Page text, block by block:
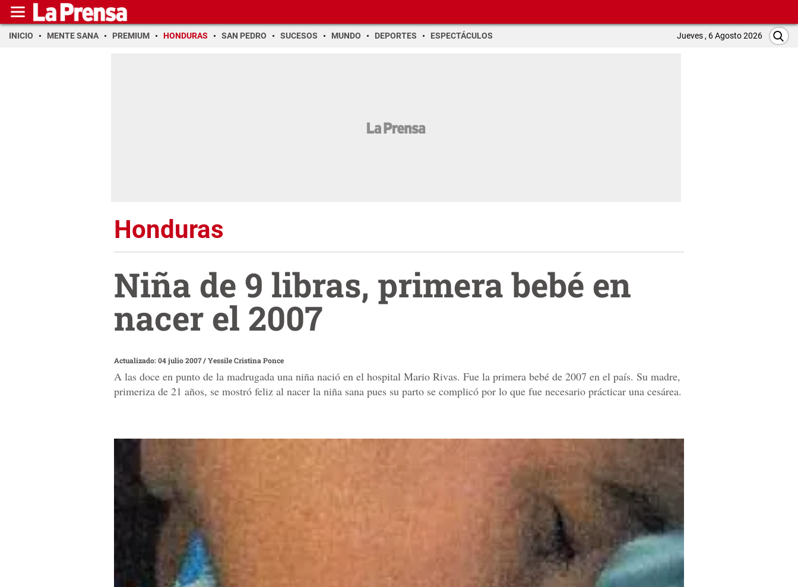
INICIO MENTE SANA PREMIUM HONDURAS SAN PEDRO SUCESOS MUNDO DEPORTES ESPECTÁCULOS Jueves , 6 Agosto 2026
Honduras
Niña de 9 libras, primera bebé en
nacer el 2007
Actualizado: 04 julio 2007/Yessile Cristina Ponce
A las doce en punto de la madrugada una niña nació en el hospital Mario Rivas. Fue la primera bebé de 2007 en el país. Su madre,
primeriza de 21 años, se mostró feliz al nacer la niña sana pues su parto se complicó por lo que fue necesario prácticar una cesárea.